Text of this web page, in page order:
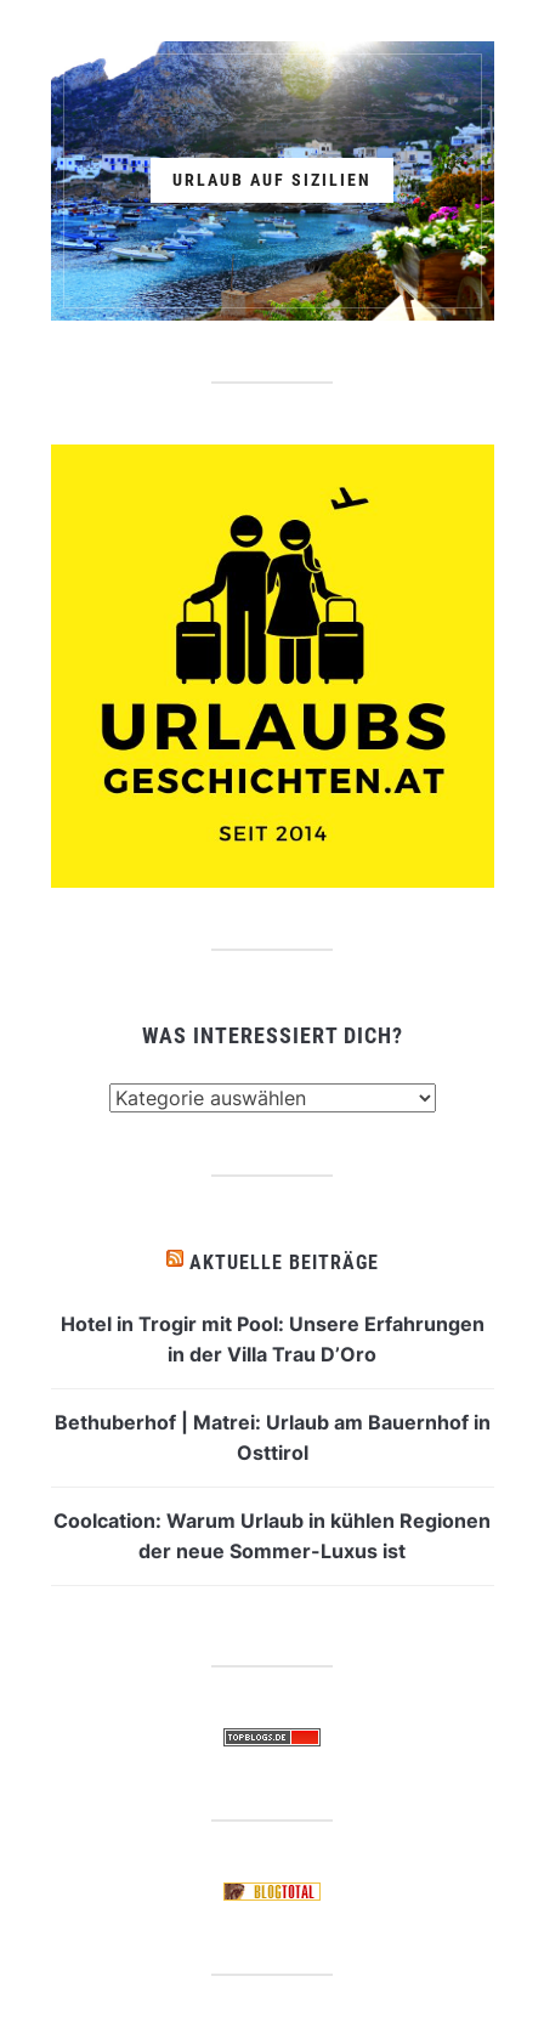
URLAUB AUF SIZILIEN
WAS INTERESSIERT DICH?
AKTUELLE BEITRÄGE
Hotel in Trogir mit Pool: Unsere Erfahrungen
in der Villa Trau D’Oro
Bethuberhof | Matrei: Urlaub am Bauernhof in
Osttirol
Coolcation: Warum Urlaub in kühlen Regionen
der neue Sommer-Luxus ist